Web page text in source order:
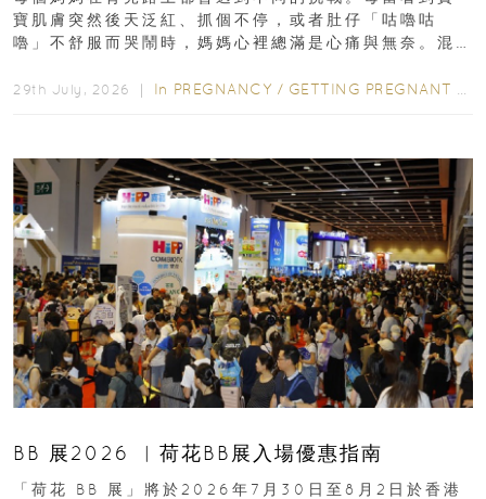
寶肌膚突然後天泛紅、抓個不停，或者肚仔「咕嚕咕
嚕」不舒服而哭鬧時，媽媽心裡總滿是心痛與無奈。混
29th July, 2026 ｜ In PREGNANCY / GETTING PREGNANT
BB 展2026 ︳荷花BB展入場優惠指南
「荷花 BB 展」將於2026年7月30日至8月2日於香港